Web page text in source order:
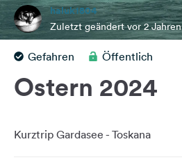
Newsletter
Feedback
Sprache:
haluk1804
Zuletzt geändert vor 2 Jahren
Gefahren Öffentlich
Ostern 2024